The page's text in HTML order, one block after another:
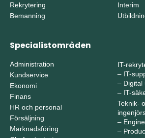
Rekrytering
Bemanning
Interim
Specialistområden
Administration
Kundservice
Ekonomi
Finans
HR och personal
Försäljning
Marknadsföring
IT-
– IT-
– Digital
– IT-
Teknik-
–
–